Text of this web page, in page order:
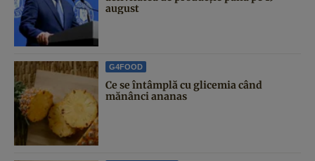
august
G4FOOD
Ce se întâmplă cu glicemia când
mănânci ananas